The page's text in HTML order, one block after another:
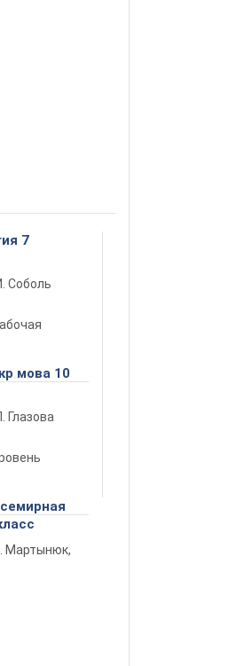
7
Соболь
мова 10
Глазова
Мартынюк,